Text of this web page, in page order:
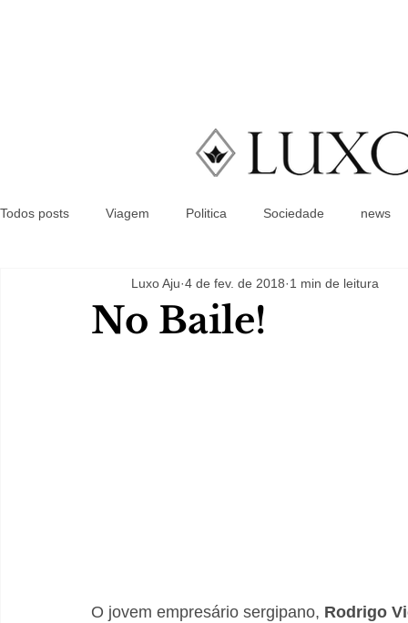
Todos posts Viagem Politica Sociedade news
No Baile!
Luxo Aju 4 de fev. de 2018 1 min de leitura
O jovem empresário sergipano, Rodrigo